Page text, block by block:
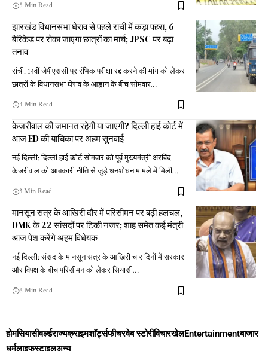
5 Min Read
झारखंड विधानसभा घेराव से पहले रांची में कड़ा पहरा, 6
बैरिकेड पर रोका जाएगा छात्रों का मार्च; JPSC पर बढ़ा
तनाव
रांची: 14वीं जेपीएससी प्रारंभिक परीक्षा रद्द करने की मांग को लेकर
छात्रों के विधानसभा घेराव के आह्वान के बीच सोमवार…
4 Min Read
केजरीवाल की जमानत रहेगी या जाएगी? दिल्ली हाई कोर्ट में
आज ED की याचिका पर अहम सुनवाई
नई दिल्ली: दिल्ली हाई कोर्ट सोमवार को पूर्व मुख्यमंत्री अरविंद
केजरीवाल को आबकारी नीति से जुड़े धनशोधन मामले में मिली…
3 Min Read
मानसून सत्र के आखिरी दौर में परिसीमन पर बढ़ी हलचल,
DMK के 22 सांसदों पर टिकी नजर; शाह समेत कई मंत्री
आज पेश करेंगे अहम विधेयक
नई दिल्ली: संसद के मानसून सत्र के आखिरी चार दिनों में सरकार
और विपक्ष के बीच परिसीमन को लेकर सियासी…
6 Min Read
होमसियासीवर्ल्डराज्यक्राइमशॉर्ट्सफीचरवेब स्टोरीविचारखेलEntertainmentबाजार
धर्मलाइफस्टाइलअन्य